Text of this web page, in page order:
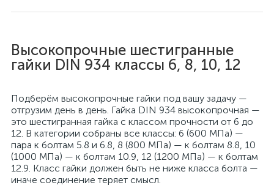
Высокопрочные шестигранные
гайки DIN 934 классы 6, 8, 10, 12
Подберём высокопрочные гайки под вашу задачу —
отгрузим день в день. Гайка DIN 934 высокопрочная —
это шестигранная гайка с классом прочности от 6 до
12. В категории собраны все классы: 6 (600 МПа) —
пара к болтам 5.8 и 6.8, 8 (800 МПа) — к болтам 8.8, 10
(1000 МПа) — к болтам 10.9, 12 (1200 МПа) — к болтам
12.9. Класс гайки должен быть не ниже класса болта —
иначе соединение теряет смысл.